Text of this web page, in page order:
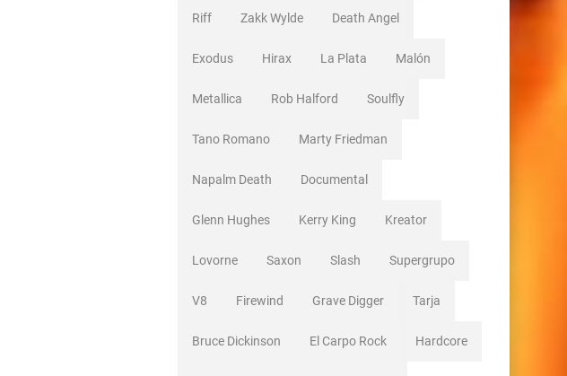
Riff Zakk Wylde Death Angel
Exodus Hirax La Plata Malón
Metallica Rob Halford Soulfly
Tano Romano Marty Friedman
Napalm Death Documental
Glenn Hughes Kerry King Kreator
Lovorne Saxon Slash Supergrupo
V8 Firewind Grave Digger Tarja
Bruce Dickinson El Carpo Rock Hardcore